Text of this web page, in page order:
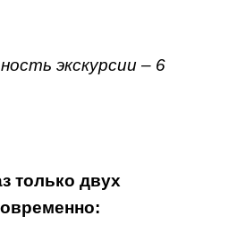
экскурсии – 6
только двух